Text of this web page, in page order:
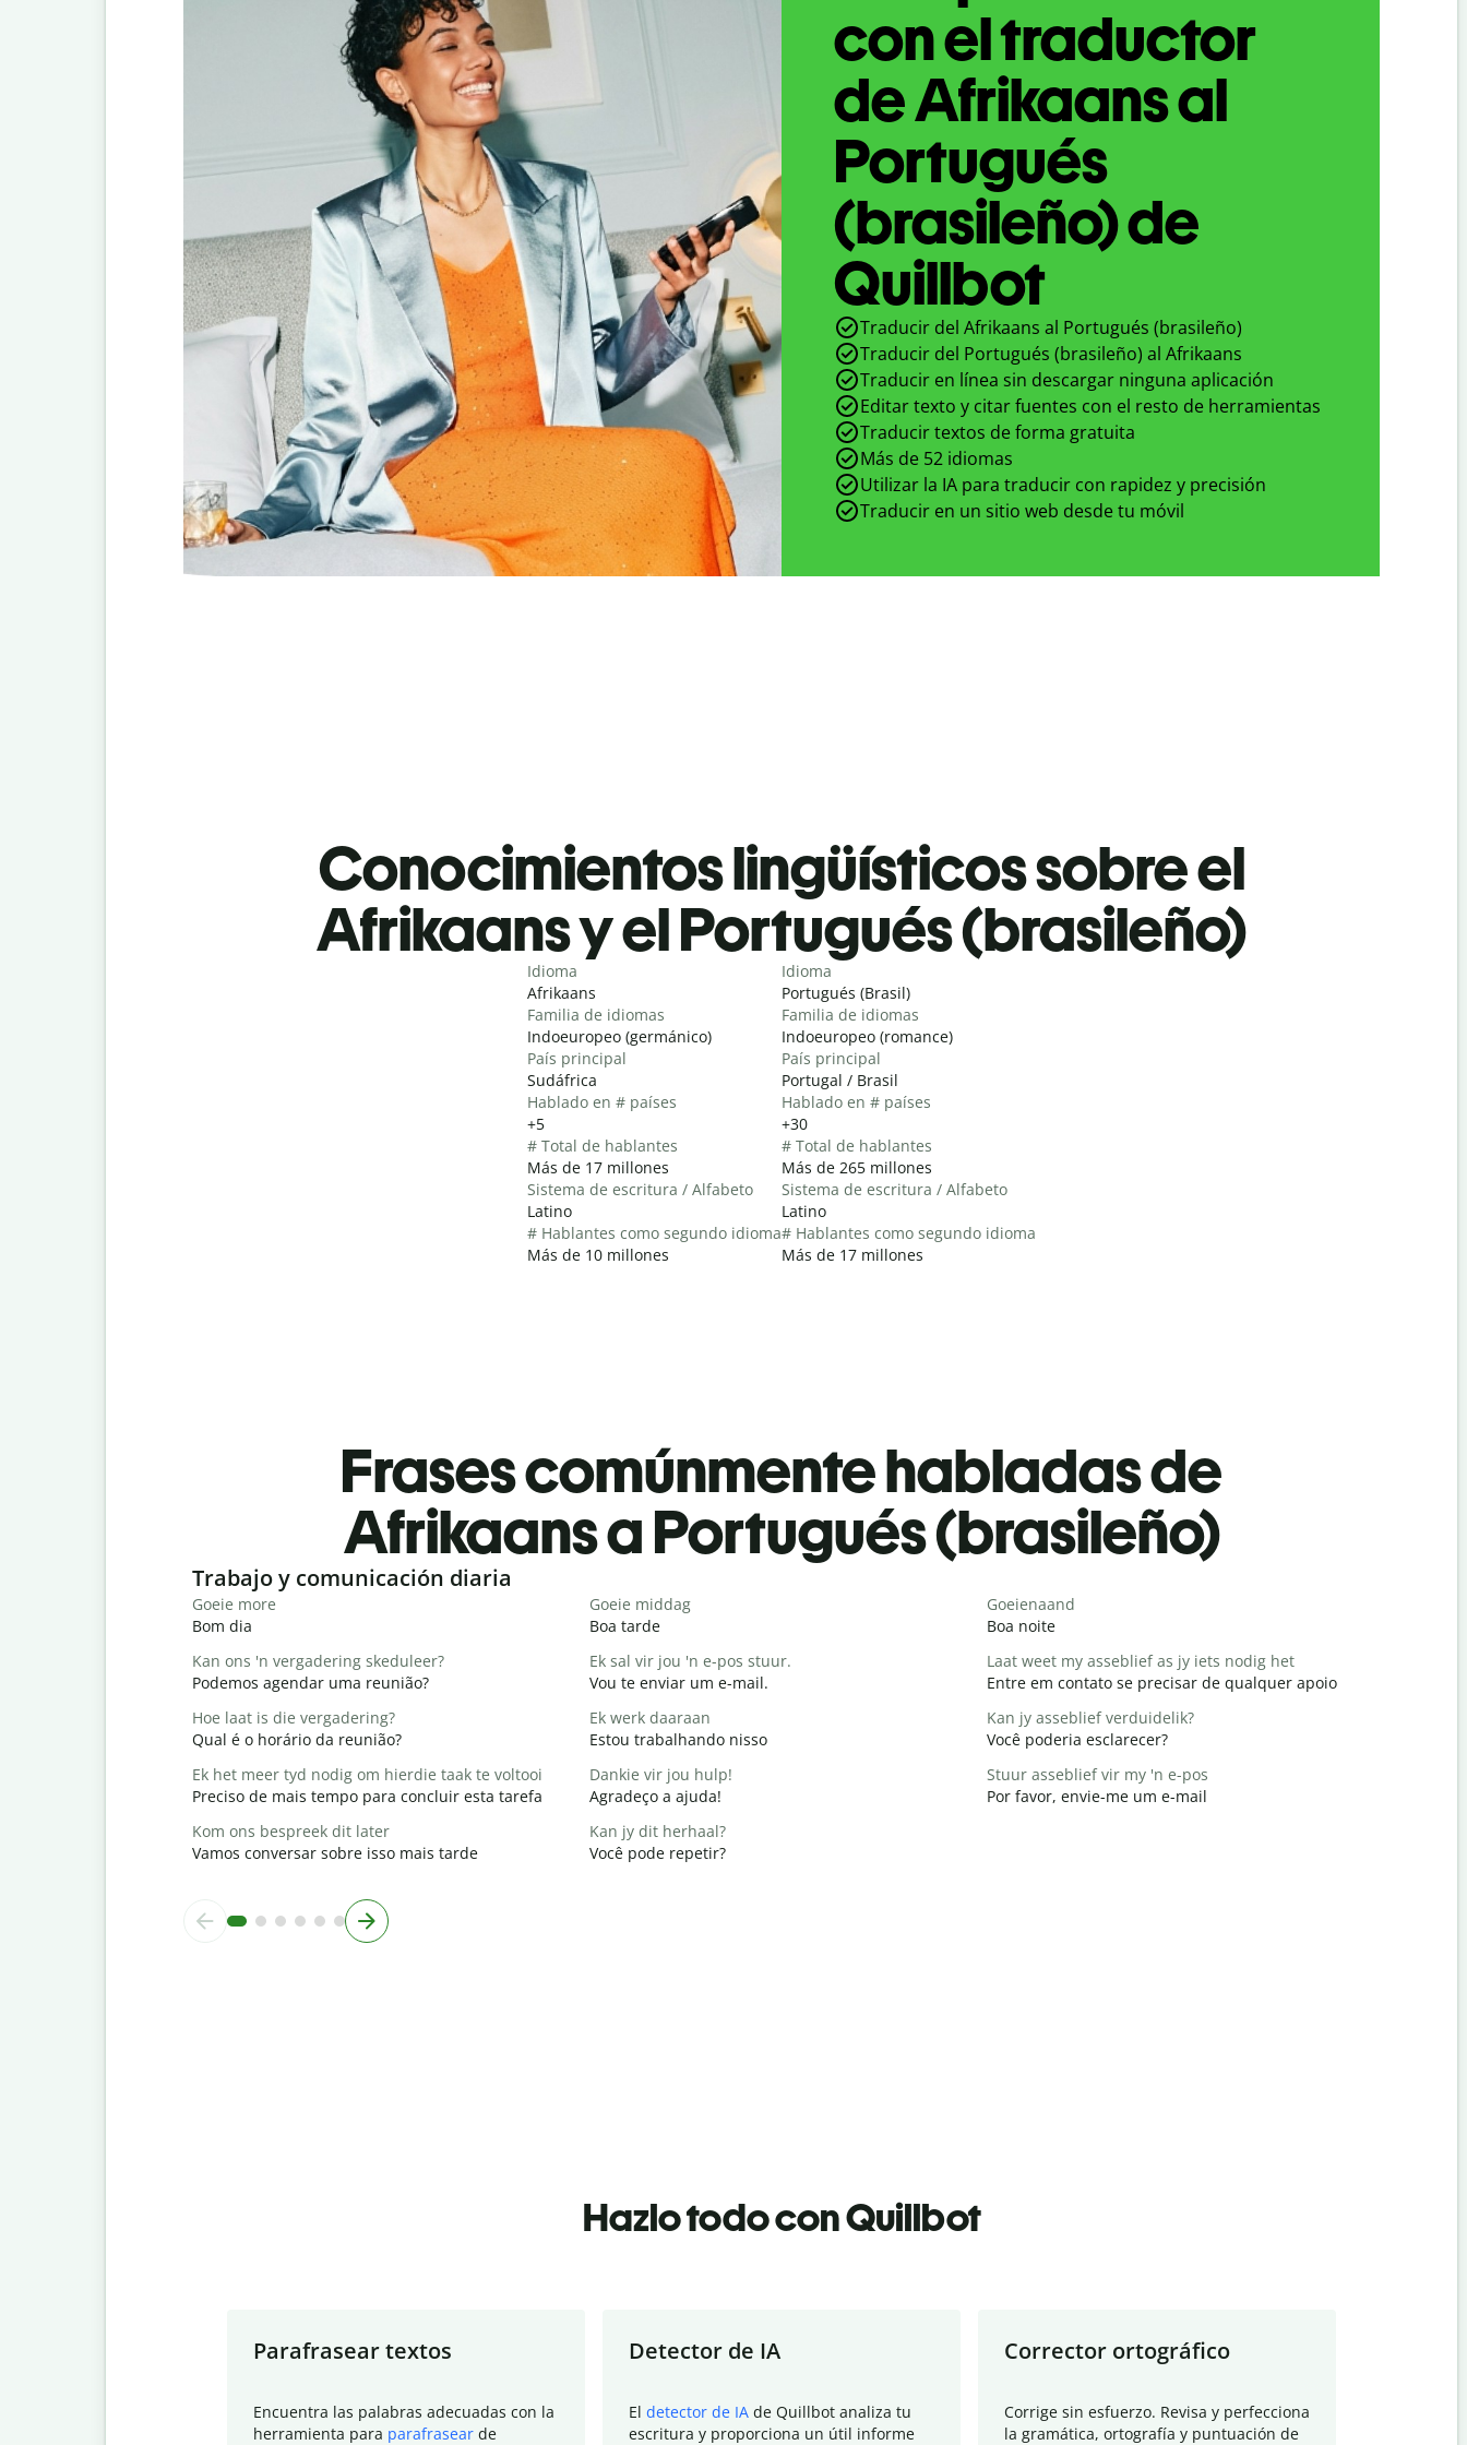
con el traductor
de Afrikaans al
Portugués
(brasileño) de
Quillbot
Traducir del Afrikaans al Portugués (brasileño)
Traducir del Portugués (brasileño) al Afrikaans
Traducir en línea sin descargar ninguna aplicación
Editar texto y citar fuentes con el resto de herramientas
Traducir textos de forma gratuita
Más de 52 idiomas
Utilizar la IA para traducir con rapidez y precisión
Traducir en un sitio web desde tu móvil
Conocimientos lingüísticos sobre el
Afrikaans y el Portugués (brasileño)
Idioma
Afrikaans
Familia de idiomas
Indoeuropeo (germánico)
País principal
Sudáfrica
Hablado en # países
+5
# Total de hablantes
Más de 17 millones
Sistema de escritura / Alfabeto
Latino
# Hablantes como segundo idioma
Más de 10 millones
Idioma
Portugués (Brasil)
Familia de idiomas
Indoeuropeo (romance)
País principal
Portugal / Brasil
Hablado en # países
+30
# Total de hablantes
Más de 265 millones
Sistema de escritura / Alfabeto
Latino
# Hablantes como segundo idioma
Más de 17 millones
Frases comúnmente habladas de
Afrikaans a Portugués (brasileño)
Slide 1 of 6
Trabajo y comunicación diaria
Goeie more
Bom dia
Goeie middag
Boa tarde
Goeienaand
Boa noite
Kan ons 'n vergadering skeduleer?
Podemos agendar uma reunião?
Ek sal vir jou 'n e-pos stuur.
Vou te enviar um e-mail.
Laat weet my asseblief as jy iets nodig het
Entre em contato se precisar de qualquer apoio
Hoe laat is die vergadering?
Qual é o horário da reunião?
Ek werk daaraan
Estou trabalhando nisso
Kan jy asseblief verduidelik?
Você poderia esclarecer?
Ek het meer tyd nodig om hierdie taak te voltooi
Preciso de mais tempo para concluir esta tarefa
Dankie vir jou hulp!
Agradeço a ajuda!
Stuur asseblief vir my 'n e-pos
Por favor, envie-me um e-mail
Kom ons bespreek dit later
Vamos conversar sobre isso mais tarde
Kan jy dit herhaal?
Você pode repetir?
Hazlo todo con Quillbot
Parafrasear textos
Encuentra las palabras adecuadas con la
herramienta para parafrasear de
Detector de IA
El detector de IA de Quillbot analiza tu
escritura y proporciona un útil informe
Corrector ortográfico
Corrige sin esfuerzo. Revisa y perfecciona
la gramática, ortografía y puntuación de